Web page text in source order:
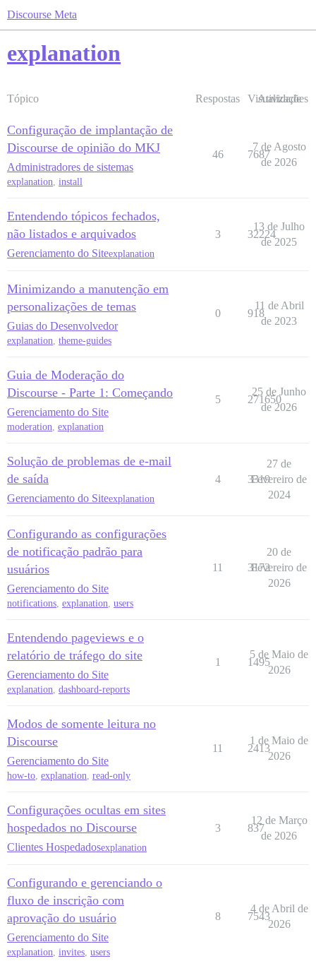
Discourse Meta
explanation
Tópico Respostas Visualizações
Atividade
Configuração de implantação de
Discourse de opinião do MKJ
Administradores de sistemas
explanation, install
46 7687
7 de Agosto
de 2026
Entendendo tópicos fechados,
não listados e arquivados
Gerenciamento do Siteexplanation
3 32224
13 de Julho
de 2025
Minimizando a manutenção em
personalizações de temas
Guias do Desenvolvedor
explanation, theme-guides
0 918
11 de Abril
de 2023
Guia de Moderação do
Discourse - Parte 1: Começando
Gerenciamento do Site
moderation, explanation
5 271650
25 de Junho
de 2026
Solução de problemas de e-mail
de saída
Gerenciamento do Siteexplanation
4 3319
27 de
Fevereiro de
2024
Configurando as configurações
de notificação padrão para
usuários
Gerenciamento do Site
notifications, explanation, users
11 3172
20 de
Fevereiro de
2026
Entendendo pageviews e o
relatório de tráfego do site
Gerenciamento do Site
explanation, dashboard-reports
1 1495
5 de Maio de
2026
Modos de somente leitura no
Discourse
Gerenciamento do Site
how-to, explanation, read-only
11 2413
1 de Maio de
2026
Configurações ocultas em sites
hospedados no Discourse
Clientes Hospedadosexplanation
3 837
12 de Março
de 2026
Configurando e gerenciando o
fluxo de inscrição com
aprovação do usuário
Gerenciamento do Site
explanation, invites, users
8 7543
4 de Abril de
2026